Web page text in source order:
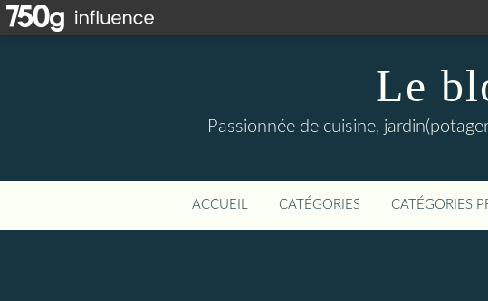
Le
Passionnée de cuisine,
ACCUEIL CATÉGORIES CATÉGORIES